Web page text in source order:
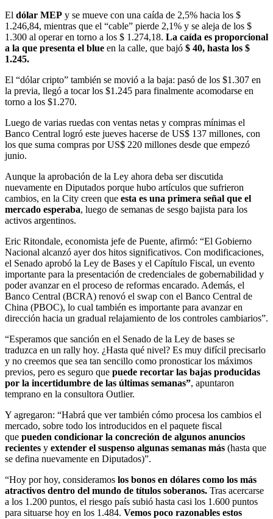
El dólar MEP y se mueve con una caída de 2,5% hacia los $
1.246,84, mientras que el “cable” pierde 2,1% y se aleja de los $
1.300 al operar en torno a los $ 1.274,18. La caída es proporcional
a la que presenta el blue en la calle, que bajó $ 40, hasta los $
1.245.
El “dólar cripto” también se movió a la baja: pasó de los $1.307 en
la previa, llegó a tocar los $1.245 para finalmente acomodarse en
torno a los $1.270.
Luego de varias ruedas con ventas netas y compras mínimas el
Banco Central logró este jueves hacerse de US$ 137 millones, con
los que suma compras por US$ 220 millones desde que empezó
junio.
Aunque la aprobación de la Ley ahora deba ser discutida
nuevamente en Diputados porque hubo artículos que sufrieron
cambios, en la City creen que esta es una primera señal que el
mercado esperaba, luego de semanas de sesgo bajista para los
activos argentinos.
Eric Ritondale, economista jefe de Puente, afirmó: “El Gobierno
Nacional alcanzó ayer dos hitos significativos. Con modificaciones,
el Senado aprobó la Ley de Bases y el Capítulo Fiscal, un evento
importante para la presentación de credenciales de gobernabilidad y
poder avanzar en el proceso de reformas encarado. Además, el
Banco Central (BCRA) renovó el swap con el Banco Central de
China (PBOC), lo cual también es importante para avanzar en
dirección hacia un gradual relajamiento de los controles cambiarios”.
“Esperamos que sanción en el Senado de la Ley de bases se
traduzca en un rally hoy. ¿Hasta qué nivel? Es muy difícil precisarlo
y no creemos que sea tan sencillo como pronosticar los máximos
previos, pero es seguro que puede recortar las bajas producidas
por la incertidumbre de las últimas semanas”, apuntaron
temprano en la consultora Outlier.
Y agregaron: “Habrá que ver también cómo procesa los cambios el
mercado, sobre todo los introducidos en el paquete fiscal
que pueden condicionar la concreción de algunos anuncios
recientes y extender el suspenso algunas semanas más (hasta que
se defina nuevamente en Diputados)”.
“Hoy por hoy, consideramos los bonos en dólares como los más
atractivos dentro del mundo de títulos soberanos. Tras acercarse
a los 1.200 puntos, el riesgo país subió hasta casi los 1.600 puntos
para situarse hoy en los 1.484. Vemos poco razonables estos